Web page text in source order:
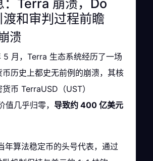
：Terra 崩溃，Do
和审判过程前瞻
溃
月，Terra 生态系统经历了一场
历史上都史无前例的崩溃，其核
币 TerraUSD（UST）
几乎归零， 导致约 400 亿美元
年算法稳定币的头号代表，通过